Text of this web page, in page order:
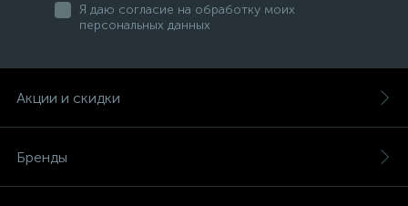
Я даю согласие на обработку моих
персональных данных
Акции и скидки
Бренды